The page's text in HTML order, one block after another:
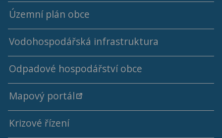
Rok 2024
Rok 2023
Rok 2022
Rok 2021
Rok 2020
Územní plán obce
Vodohospodářská infrastruktura
Ceny a kalkulace vodného a stočného
Výsledky rozborů pitné vody
Odpadové hospodářství obce
Mapový portál
Krizové řízení